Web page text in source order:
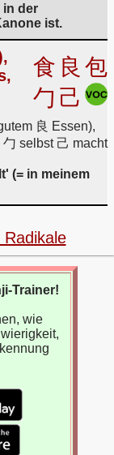
in der
ist.
食 良 包
勹 己
良 Essen),
selbst 己 macht
(= in meinem
Trainer!
wie